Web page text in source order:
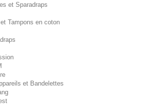
et Sparadraps
Tampons en coton
et Bandelettes